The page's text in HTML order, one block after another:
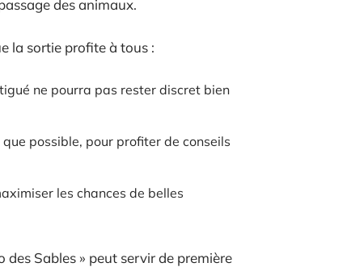
des animaux.
la sortie profite à tous :
ne pourra pas rester discret bien
possible, pour profiter de conseils
les chances de belles
des Sables » peut servir de première